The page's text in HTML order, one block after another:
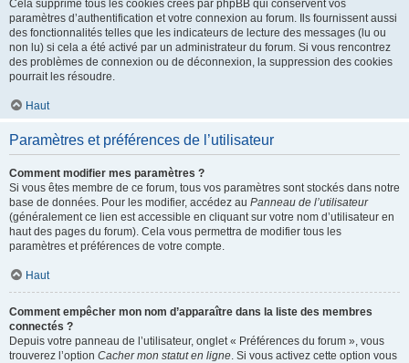
Cela supprime tous les cookies créés par phpBB qui conservent vos
paramètres d’authentification et votre connexion au forum. Ils fournissent aussi
des fonctionnalités telles que les indicateurs de lecture des messages (lu ou
non lu) si cela a été activé par un administrateur du forum. Si vous rencontrez
des problèmes de connexion ou de déconnexion, la suppression des cookies
pourrait les résoudre.
Haut
Paramètres et préférences de l’utilisateur
Comment modifier mes paramètres ?
Si vous êtes membre de ce forum, tous vos paramètres sont stockés dans notre
base de données. Pour les modifier, accédez au Panneau de l’utilisateur
(généralement ce lien est accessible en cliquant sur votre nom d’utilisateur en
haut des pages du forum). Cela vous permettra de modifier tous les
paramètres et préférences de votre compte.
Haut
Comment empêcher mon nom d’apparaître dans la liste des membres
connectés ?
Depuis votre panneau de l’utilisateur, onglet « Préférences du forum », vous
trouverez l’option Cacher mon statut en ligne. Si vous activez cette option vous